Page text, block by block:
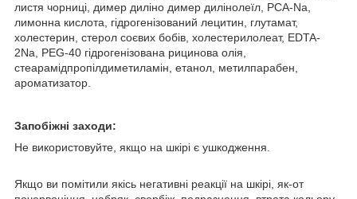
листя чорниці, димер диліно димер дилінолеїл, PCA-Na,
лимонна кислота, гідрогенізований лецитин, глутамат,
холестерин, стерол соєвих бобів, холестерилолеат, EDTA-
2Na, PEG-40 гідрогенізована рицинова олія,
стеарамідпропілдиметиламін, етанол, метилпарабен,
ароматизатор.
Запобіжні заходи:
Не використовуйте, якщо на шкірі є ушкодження.
Якщо ви помітили якісь негативні реакції на шкірі, як-от